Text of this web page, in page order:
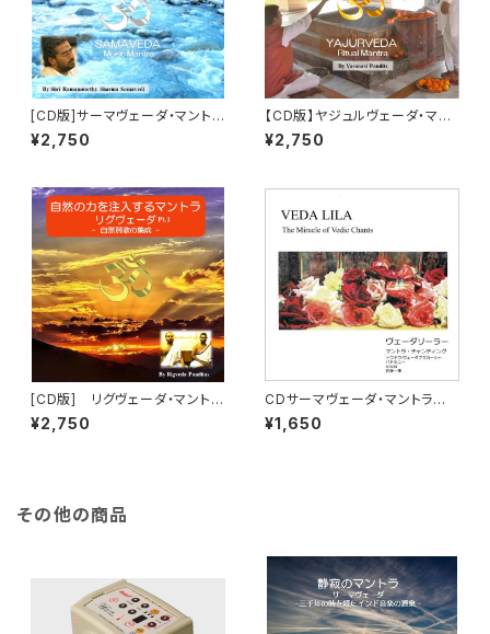
[CD版]サーマヴェーダ・マントラ
（Sama Veda Mantra）「パヴィ
トラ-心身の浄化」 チャンティン
¥2,750
【CD版】ヤジュルヴェーダ・マン
トラ・チャンティング（詠唱）「生
命力を高める」 （Yajurveda M
¥2,750
[CD版] リグヴェーダ・マント
ラ・チャンティング（詠唱）パート1
「大自然の力の注入」 （RigVed
¥2,750
CDサーマヴェーダ・マントラ集
~神々の遊戯 ヴェーダリーラー
VEDA LILA-The Miracle of
¥1,650
その他の商品